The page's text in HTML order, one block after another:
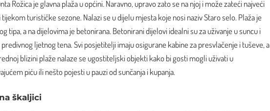
Rožica je glavna plaža u općini. Naravno, upravo zato se na njoj i može zateći najveći
turističke sezone. Nalazi se u dijelu mjesta koje nosi naziv Staro selo. Plaža je
tipa, a na dijelovima je betonirana. Betonirani dijelovi idealni su za uživanje u suncu i
predivnog ljetnog tena. Svi posjetitelji imaju osigurane kabine za presvlačenje i tuševe, a
blizini plaže nalaze se ugostiteljski objekti kako bi gosti mogli uživati u
piću ili nešto pojesti u pauzi od sunčanja i kupanja.
škaljici